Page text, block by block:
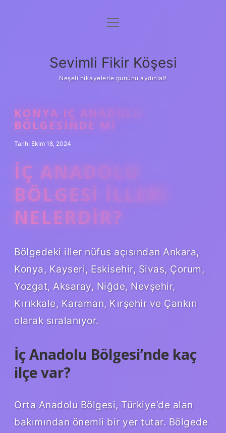
Anasayfa
Yasal Uyarı
menüyü
Sevimli Fikir Köşesi
Neşeli hikayelerle gününü aydınlat!
KONYA IÇ ANADOLU
BÖLGESINDE MI
Tarih: Ekim 18, 2024
İÇ ANADOLU
BÖLGESI ILLERI
NELERDIR?
Bölgedeki iller nüfus açısından Ankara,
Konya, Kayseri, Eskisehir, Sivas, Çorum,
Yozgat, Aksaray, Niğde, Nevşehir,
Kırıkkale, Karaman, Kırşehir ve Çankırı
olarak sıralanıyor.
İç Anadolu Bölgesi’nde kaç
ilçe var?
Orta Anadolu Bölgesi, Türkiye’de alan
bakımından önemli bir yer tutar. Bölgede